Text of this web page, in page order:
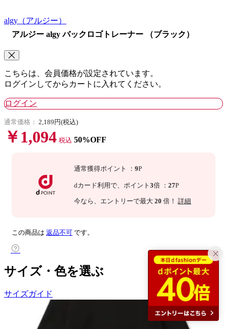
algy （アルジー）
アルジー algy バックロゴトレーナー （ブラック）
こちらは、会員価格が設定されています。
ログインしてからカートに入れてください。
ログイン
通常価格： 2,189円(税込)
￥1,094 税込 50%OFF
通常獲得ポイント ：9P
dカード利用で、 ポイント3倍 ：27P
今なら 、エントリーで最大 20 倍！詳細
この商品は 返品不可 です。
サイズ・色を選ぶ
サイズガイド